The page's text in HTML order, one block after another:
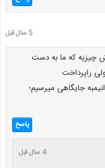
5 سال قبل
چیزیه که ما به دست
راپرداخت
جایگاهی میرسیم؛
پاسخ
4 سال قبل